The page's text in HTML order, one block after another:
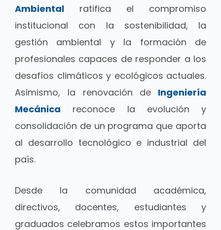
Ambiental ratifica el compromiso
institucional con la sostenibilidad, la
gestión ambiental y la formación de
profesionales capaces de responder a los
desafíos climáticos y ecológicos actuales.
Asimismo, la renovación de Ingeniería
Mecánica reconoce la evolución y
consolidación de un programa que aporta
al desarrollo tecnológico e industrial del
país.
Desde la comunidad académica,
directivos, docentes, estudiantes y
graduados celebramos estos importantes